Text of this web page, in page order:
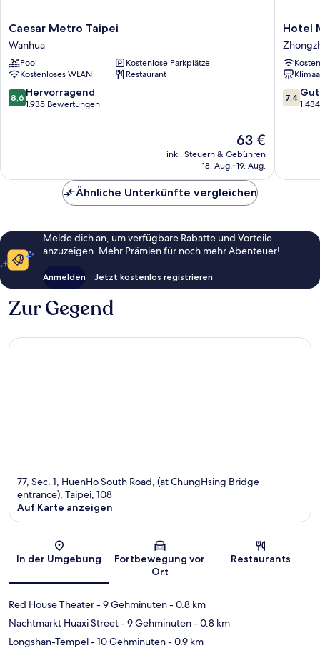
Caesar
Metro
Taipei
Wanhua
Caesar Metro Taipei
Wanhua
Pool
Kostenlose Parkplätze
Kostenloses WLAN
Restaurant
8.6
von
8,6 Hervorragend
1.935 Bewertungen
Der
Preis
beträgt
63 €
inkl. Steuern & Gebühren
18. Aug.–19. Aug.
Hotel
Hotel
7.4
von
7,4 Gut
Ähnliche Unterkünfte vergleichen
Melde dich an, um verfügbare Rabatte und Vorteile
anzuzeigen. Mehr Prämien für noch mehr Abenteuer!
Anmelden Jetzt kostenlos registrieren
Zur Gegend
77, Sec. 1, HuenHo South Road, (at ChungHsing Bridge
entrance), Taipei, 108
Auf Karte anzeigen
In der Umgebung
Fortbewegung vor
Ort
Restaurants
Red House Theater- 9 Gehminuten- 0.8 km
Nachtmarkt Huaxi Street- 9 Gehminuten- 0.8 km
Longshan-Tempel- 10 Gehminuten- 0.9 km